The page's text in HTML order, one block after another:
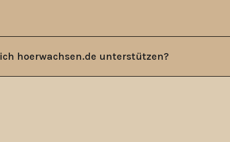
hoerwachsen.de unterstützen?